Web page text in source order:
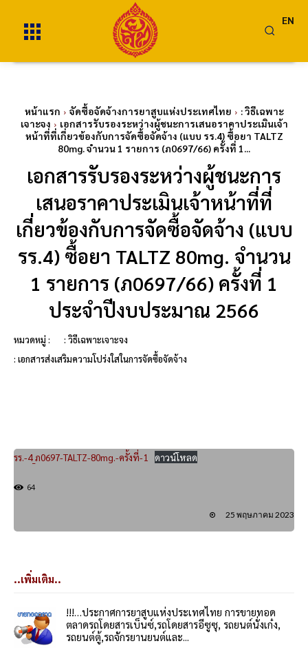
EN
หน้าแรก จัดซื้อจัดจ้างการยาสูบแห่งประเทศไทย
: วิธีเฉพาะ
เจาะจง
เอกสารรับรองระหว่างผู้ชนะการเสนอราคาประเมินเจ้า
หน้าที่ที่เกี่ยวข้องกับการจัดซื้อจัดจ้าง (แบบ รร.4) ซื้อยา TALTZ
80mg. จำนวน 1 รายการ (ภ0697/66) ครั้งที่ 1...
เอกสารรับรองระหว่างผู้ชนะการ
เสนอราคาประเมินเจ้าหน้าที่ที่
เกี่ยวข้องกับการจัดซื้อจัดจ้าง (แบบ
รร.4) ซื้อยา TALTZ 80mg. จำนวน
1 รายการ (ภ0697/66) ครั้งที่ 1
ประจำปีงบประมาณ 2566
หมวดหมู่ :
: วิธีเฉพาะเจาะจง
: เอกสารส่งเสริมความโปร่งใสในการจัดซื้อจัดจ้าง
รร.-4_ภ0697-TALTZ-80mg.-ครั้งที่-1 ดาวน์โหลด
64
25 พฤษภาคม 2023
..เพิ่มเติม..
!!!…ประกาศการยาสูบแห่งประเทศไทย การขายทอด
ตลาดรถโดยสารเบ็นซ์,รถโดยสารอีซูซุ, รถยนต์นั่งเก๋ง,
รถยนต์ตู้,รถจักรยานยนต์และ...